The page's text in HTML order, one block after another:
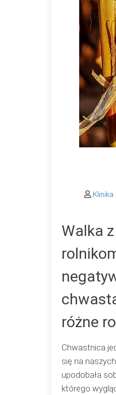
Walka
różne
Chwastnica
się na
upodobała
którego